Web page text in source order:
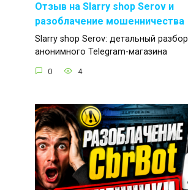
Отзыв на Slarry shop Serov и
разоблачение мошенничества
Slarry shop Serov: детальный разбор
анонимного Telegram-магазина
0 4